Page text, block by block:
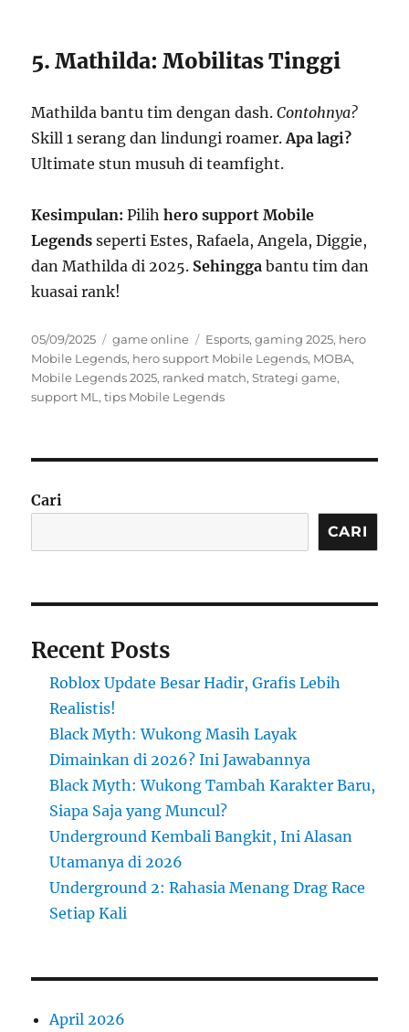
5. Mathilda: Mobilitas Tinggi
Mathilda bantu tim dengan dash.Contohnya?
Skill 1 serang dan lindungi roamer.Apa lagi?
Ultimate stun musuh di teamfight.
Kesimpulan: Pilihhero support Mobile
Legends seperti Estes, Rafaela, Angela, Diggie,
dan Mathilda di 2025. Sehingga bantu tim dan
kuasai rank!
Posted
on
05/09/2025 Categories
game online Tags
Esports,gaming 2025, hero
Mobile Legends, hero support Mobile Legends, MOBA,
Mobile Legends 2025, ranked match,Strategi game,
support ML ,tips Mobile Legends
Cari
CARI
Recent Posts
Roblox Update Besar Hadir, Grafis Lebih
Realistis!
Black Myth: Wukong Masih Layak
Dimainkan di 2026? Ini Jawabannya
Black Myth: Wukong Tambah Karakter Baru,
Siapa Saja yang Muncul?
Underground Kembali Bangkit, Ini Alasan
Utamanya di 2026
Underground 2: Rahasia Menang Drag Race
Setiap Kali
April 2026